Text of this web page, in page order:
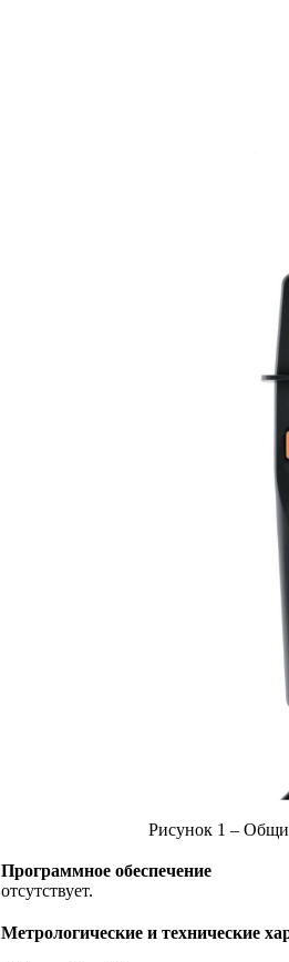
Рисунок 1 –
Программное обеспечение
отсутствует.
Метрологические и технические